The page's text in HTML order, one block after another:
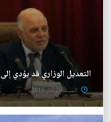
التعديل الوزاري قد يؤدي
السبت 26 آذار 2016